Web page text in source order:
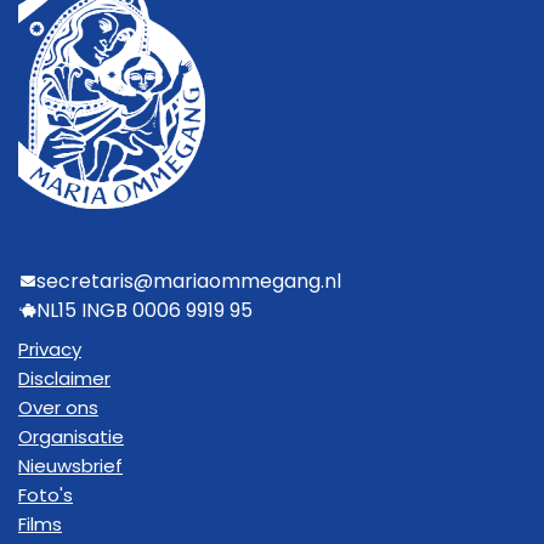
secretaris@mariaommegang.nl
NL15 INGB 0006 9919 95
Privacy
Disclaimer
Over ons
Organisatie
Nieuwsbrief
Foto's
Films